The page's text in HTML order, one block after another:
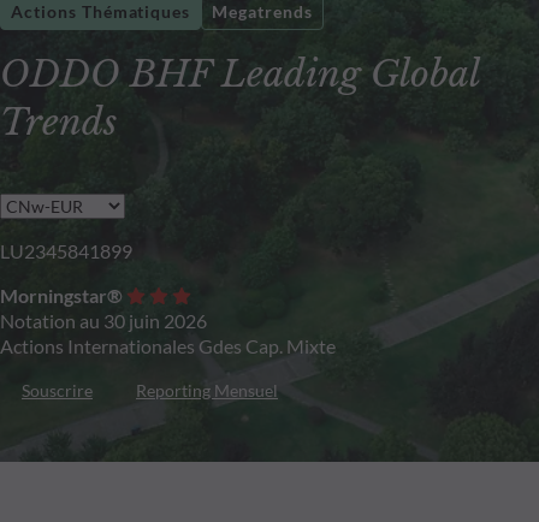
ODDO BHF Leading Global
Trends
Actions Thématiques Megatrends
LU2345841899
Morningstar®
Notation au 30 juin 2026
Actions Internationales Gdes Cap. Mixte
Souscrire Reporting Mensuel